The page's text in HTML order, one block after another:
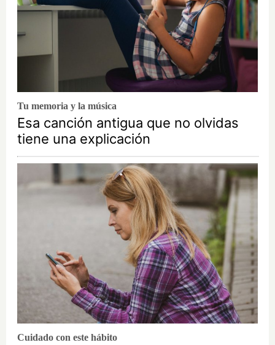
Tu memoria y la música
Esa canción antigua que no olvidas
tiene una explicación
Cuidado con este hábito